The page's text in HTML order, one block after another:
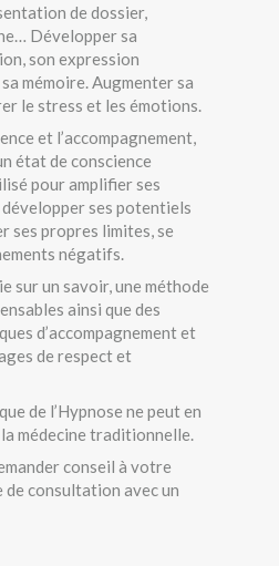
de dossier,
Développer sa
son expression
mémoire. Augmenter sa
le stress et les émotions.
et l’accompagnement,
état de conscience
pour amplifier ses
ses potentiels
ses propres limites, se
négatifs.
sur un savoir, une méthode
ainsi que des
d’accompagnement et
de respect et
de l’Hypnose ne peut en
médecine traditionnelle.
conseil à votre
de consultation avec un